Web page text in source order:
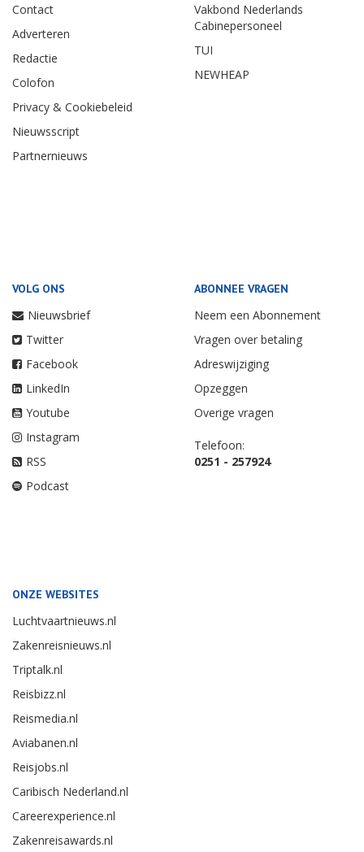
Contact
Adverteren
Redactie
Colofon
Privacy & Cookiebeleid
Nieuwsscript
Partnernieuws
Vakbond Nederlands
Cabinepersoneel
TUI
NEWHEAP
VOLG ONS
Nieuwsbrief
Twitter
Facebook
LinkedIn
Youtube
Instagram
RSS
Podcast
ABONNEE VRAGEN
Neem een Abonnement
Vragen over betaling
Adreswijziging
Opzeggen
Overige vragen
Telefoon:
0251 - 257924
ONZE WEBSITES
Luchtvaartnieuws.nl
Zakenreisnieuws.nl
Triptalk.nl
Reisbizz.nl
Reismedia.nl
Aviabanen.nl
Reisjobs.nl
Caribisch Nederland.nl
Careerexperience.nl
Zakenreisawards.nl